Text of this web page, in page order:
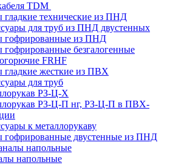
TDM
гладкие технические из ПНД
для труб из ПНД двустенных
гофрированные из ПНД
гофрированные безгалогенные
FRHF
гладкие жесткие из ПВХ
для труб
РЗ-Ц-Х
РЗ-Ц-П нг, РЗ-Ц-П в ПВХ-
к металлорукаву
гофрированные двустенные из ПНД
напольные